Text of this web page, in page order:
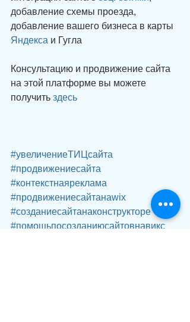
добавление схемы проезда,
добавление вашего бизнеса в карты
Яндекса и Гугла
Консультацию и продвижение сайта
на этой платформе вы можете
получить здесь
#увеличениеТИЦсайта
#продвижениесайта
#контекстнаяреклама
#продвижениесайтанаwix
#созданиесайтанаконструкторе
#помощьпосозданиюсайтовнавикс